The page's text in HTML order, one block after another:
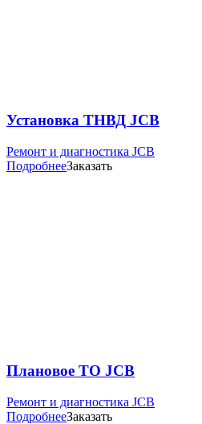
Установка ТНВД JCB
Ремонт и диагностика JCB
ПодробнееЗаказать
Плановое ТО JCB
Ремонт и диагностика JCB
ПодробнееЗаказать